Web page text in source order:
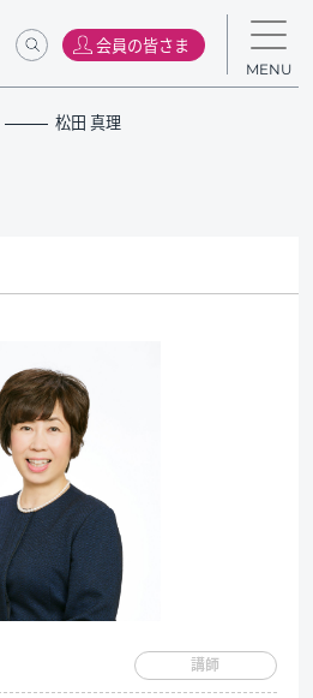
会員の皆さま
MENU
松田 真理
講師